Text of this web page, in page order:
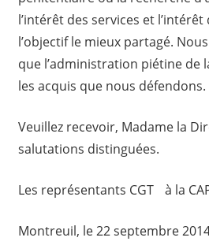
l’intérêt des services et
l’objectif le mieux partagé.
que l’administration piétine de
les acquis que nous défendons.
Veuillez recevoir, Madame la
salutations distinguées.
Les représentants CGT à la
Montreuil, le 22 septembre